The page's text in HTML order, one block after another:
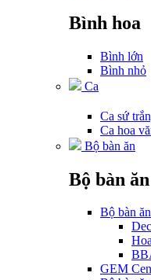
Bình hoa
Bình lớn
Bình nhỏ
Ca
Ca sứ
Ca hoa
Bộ bàn ăn
Bộ bàn ăn
Bộ bàn
GEM